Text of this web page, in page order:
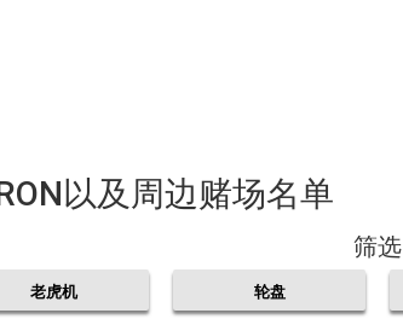
以及周边赌场名单
筛选
老虎机 轮盘